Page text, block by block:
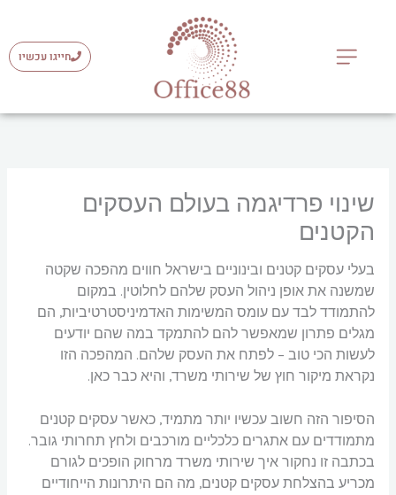
חייגו עכשיו
שינוי פרדיגמה בעולם העסקים
הקטנים
בעלי עסקים קטנים ובינוניים בישראל חווים מהפכה שקטה
שמשנה את אופן ניהול העסק שלהם לחלוטין. במקום
להתמודד לבד עם עומס המשימות האדמיניסטרטיביות, הם
מגלים פתרון שמאפשר להם להתמקד במה שהם יודעים
לעשות הכי טוב – לפתח את העסק שלהם. המהפכה הזו
נקראת מיקור חוץ של שירותי משרד, והיא כבר כאן.
הסיפור הזה חשוב עכשיו יותר מתמיד, כאשר עסקים קטנים
מתמודדים עם אתגרים כלכליים מורכבים ולחץ תחרותי גובר.
בכתבה זו נחקור איך שירותי משרד מרחוק הופכים לגורם
מכריע בהצלחת עסקים קטנים, מה הם היתרונות הייחודיים